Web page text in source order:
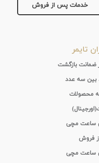
خدمات پس از فروش
تایمر
بین سه عدد
فروش
ساعت مچی